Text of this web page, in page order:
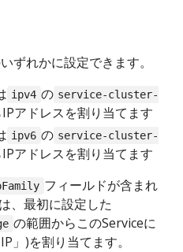
ずれかに設定できます。
ipv4 の service-cluster-
アドレスを割り当てます
ipv6 の service-cluster-
アドレスを割り当てます
フィールドが含まれ
、最初に設定した
の範囲からこのServiceに
」)を割り当てます。